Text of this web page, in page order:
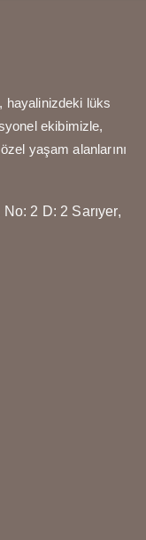
hayalinizdeki lüks
ekibimizle,
yaşam alanlarını
2 D: 2 Sarıyer,